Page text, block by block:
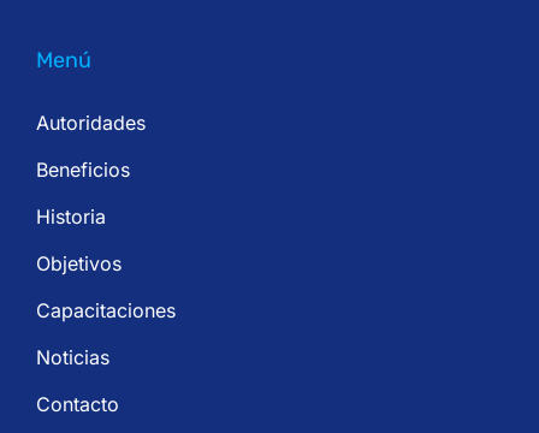
Menú
Autoridades
Beneficios
Historia
Objetivos
Capacitaciones
Noticias
Contacto